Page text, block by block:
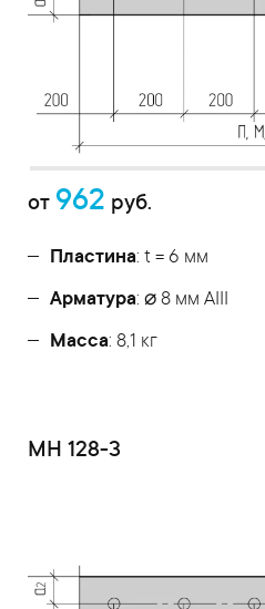
от 962 руб.
Пластина: t = 6 мм
Арматура: ⌀ 8 мм АIII
Масса: 8,1 кг
МН 128-3